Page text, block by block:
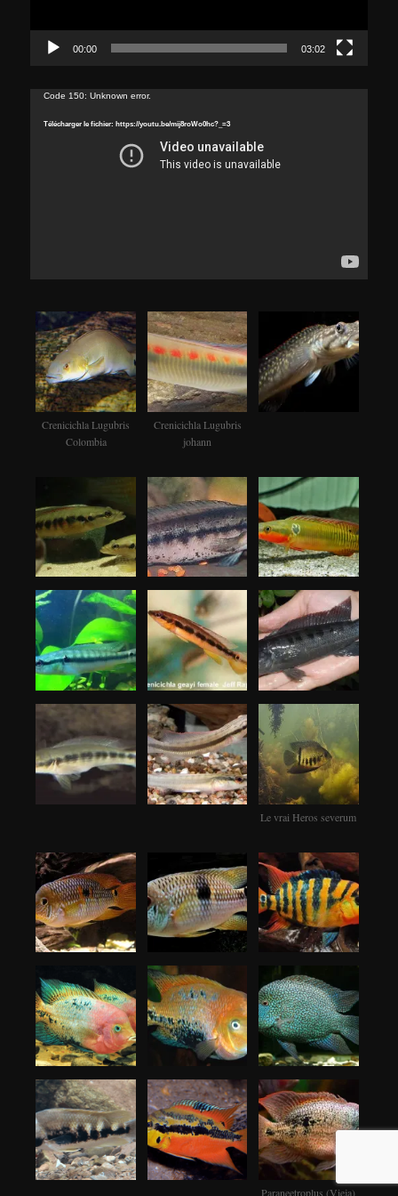
00:00 03:02
Lecteur
Code 150: Unknown error.
Télécharger le fichier: https://youtu.be/mij8roWo0hc?_=3
Crenicichla Lugubris
Colombia
Crenicichla Lugubris
johann
Le vrai Heros severum
Paraneetroplus (Vieja)